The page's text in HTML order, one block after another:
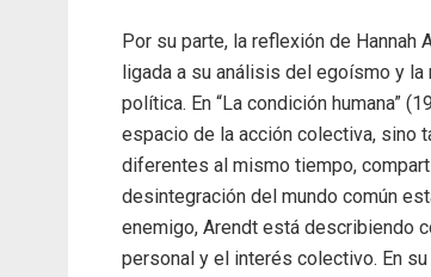
Por su parte, la reflexión de
ligada a su análisis del egoísmo y
política. En “La condición humana”
espacio de la acción colectiva, sino
diferentes al mismo tiempo,
desintegración del mundo común
enemigo, Arendt está describiendo
personal y el interés colectivo. En